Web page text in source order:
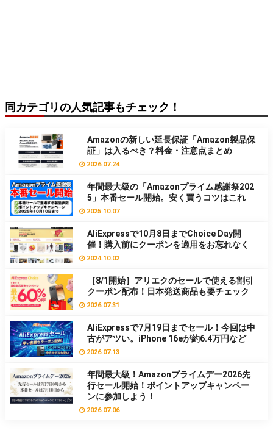
同カテゴリの人気記事もチェック！
Amazonの新しい延長保証「Amazon製品保
証」は入るべき？料金・注意点まとめ
2026.07.24
年間最大級の「Amazonプライム感謝祭202
5」本番セール開始。安く買うコツはこれ
2025.10.07
AliExpressで10月8日までChoice Day開
催！購入前にクーポンを適用をお忘れなく
2024.10.02
［8/1開始］アリエクのセールで使える割引
クーポン配布！日本発送商品も要チェック
2026.07.31
AliExpressで7月19日までセール！今回は中
古がアツい。iPhone 16eが約6.4万円など
2026.07.13
年間最大級！Amazonプライムデー2026先
行セール開始！ポイントアップキャンペー
ンに参加しよう！
2026.07.06